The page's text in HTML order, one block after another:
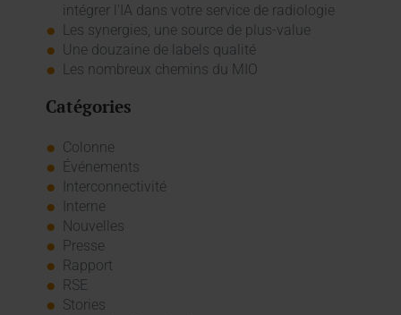
intégrer l'IA dans votre service de radiologie
Les synergies, une source de plus-value
Une douzaine de labels qualité
Les nombreux chemins du MIO
Catégories
Colonne
Événements
Interconnectivité
Interne
Nouvelles
Presse
Rapport
RSE
Stories